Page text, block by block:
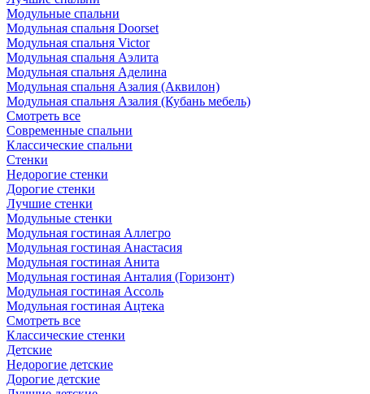
Модульные спальни
Модульная спальня Doorset
Модульная спальня Victor
Модульная спальня Аэлита
Модульная спальня Аделина
Модульная спальня Азалия (Аквилон)
Модульная спальня Азалия (Кубань мебель)
Смотреть все
Современные спальни
Классические спальни
Стенки
Недорогие стенки
Дорогие стенки
Лучшие стенки
Модульные стенки
Модульная гостиная Аллегро
Модульная гостиная Анастасия
Модульная гостиная Анита
Модульная гостиная Анталия (Горизонт)
Модульная гостиная Ассоль
Модульная гостиная Ацтека
Смотреть все
Классические стенки
Детские
Недорогие детские
Дорогие детские